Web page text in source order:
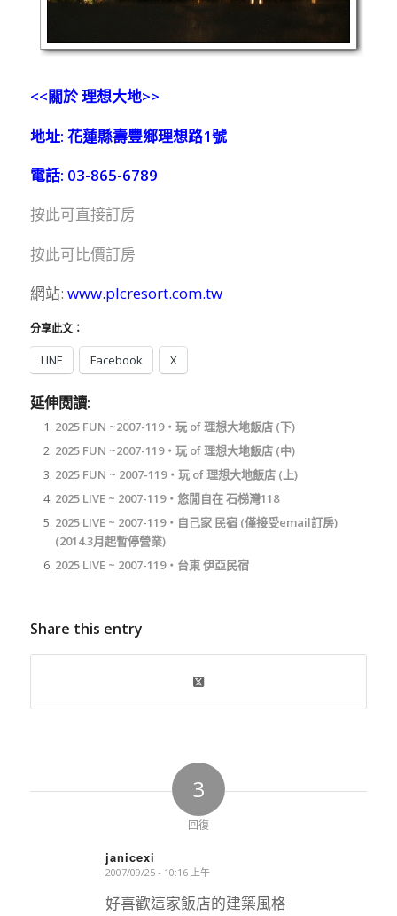
<<關於 理想大地>>
地址: 花蓮縣壽豐鄉理想路1號
電話: 03-865-6789
按此可直接訂房
按此可比價訂房
網站: www.plcresort.com.tw
分享此文：
LINE Facebook X
延伸閱讀:
2025 FUN ~2007-119‧玩 of 理想大地飯店 (下)
2025 FUN ~2007-119‧玩 of 理想大地飯店 (中)
2025 FUN ~ 2007-119‧玩 of 理想大地飯店 (上)
2025 LIVE ~ 2007-119‧悠閒自在 石梯灣118
2025 LIVE ~ 2007-119‧自己家 民宿 (僅接受email訂房)
(2014.3月起暫停營業)
2025 LIVE ~ 2007-119‧台東 伊亞民宿
Share this entry
3
回復
janicexi
says:
2007/09/25 - 10:16 上午
好喜歡這家飯店的建築風格